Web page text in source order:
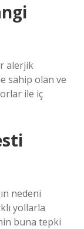
alerjik
sahip olan ve
ile iç
nedeni
yollarla
buna tepki